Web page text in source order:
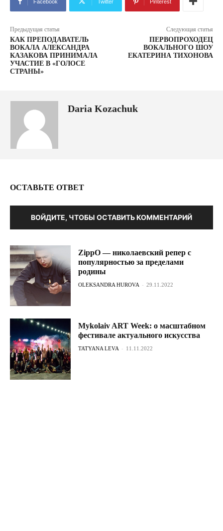
Facebook Twitter Pinterest
Предыдущая статья
КАК ПРЕПОДАВАТЕЛЬ
ВОКАЛА АЛЕКСАНДРА
КАЗАКОВА ПРИНИМАЛА
УЧАСТИЕ В «ГОЛОСЕ
СТРАНЫ»
Следующая статья
ПЕРВОПРОХОДЕЦ
ВОКАЛЬНОГО ШОУ
ЕКАТЕРИНА ТИХОНОВА
Daria Kozachuk
ОСТАВЬТЕ ОТВЕТ
ВОЙДИТЕ, ЧТОБЫ ОСТАВИТЬ КОММЕНТАРИЙ
ZippO — николаевский репер с
популярностью за пределами
родины
OLEKSANDRA HUROVA - 29.11.2022
Mykolaiv ART Week: о масштабном
фестивале актуального искусства
TATYANA LEVA - 11.11.2022